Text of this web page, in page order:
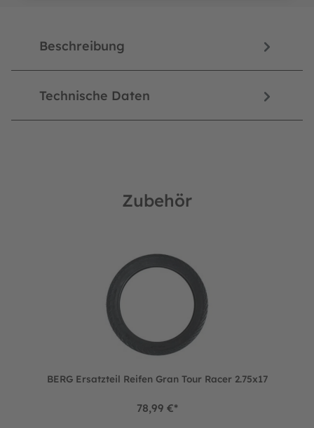
Beschreibung
Technische Daten
Zubehör
BERG Ersatzteil Reifen Gran Tour Racer 2.75x17
78,99 €*